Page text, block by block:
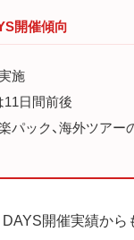
海外
日20時〜1月
国内
フク
ーポ
開催傾向
施
11日間前後
パック、海外ツア
開催実績から